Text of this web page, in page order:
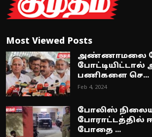
Most Viewed Posts
அண்ணாமலை
பணிகளை செ...
Feb 4, 2024
போலிஸ்
போராட்டத்தில்
போதை ...